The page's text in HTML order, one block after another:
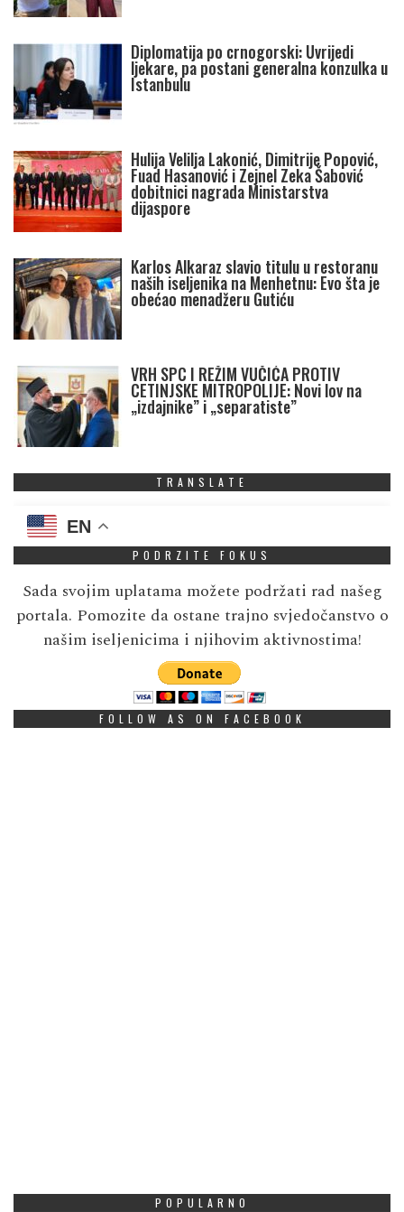
Diplomatija po crnogorski: Uvrijedi
ljekare, pa postani generalna konzulka u
Istanbulu
Hulija Velilja Lakonić, Dimitrije Popović,
Fuad Hasanović i Zejnel Zeka Šabović
dobitnici nagrada Ministarstva
dijaspore
Karlos Alkaraz slavio titulu u restoranu
naših iseljenika na Menhetnu: Evo šta je
obećao menadžeru Gutiću
VRH SPC I REŽIM VUČIĆA PROTIV
CETINJSKE MITROPOLIJE: Novi lov na
„izdajnike” i „separatiste”
TRANSLATE
EN
PODRZITE FOKUS
Sada svojim uplatama možete podržati rad našeg
portala. Pomozite da ostane trajno svjedočanstvo o
našim iseljenicima i njihovim aktivnostima!
FOLLOW AS ON FACEBOOK
POPULARNO